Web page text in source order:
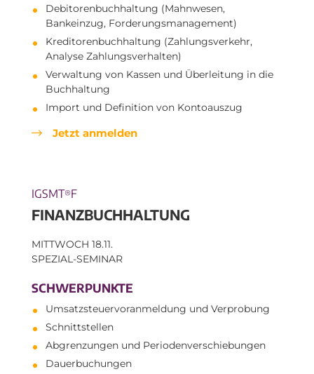
Debitorenbuchhaltung (Mahnwesen,
Bankeinzug, Forderungsmanagement)
Kreditorenbuchhaltung (Zahlungsverkehr,
Analyse Zahlungsverhalten)
Verwaltung von Kassen und Überleitung in die
Buchhaltung
Import und Definition von Kontoauszug
Jetzt anmelden
IGSMT®F
FINANZBUCHHALTUNG
MITTWOCH 18.11.
SPEZIAL-SEMINAR
SCHWERPUNKTE
Umsatzsteuervoranmeldung und Verprobung
Schnittstellen
Abgrenzungen und Periodenverschiebungen
Dauerbuchungen